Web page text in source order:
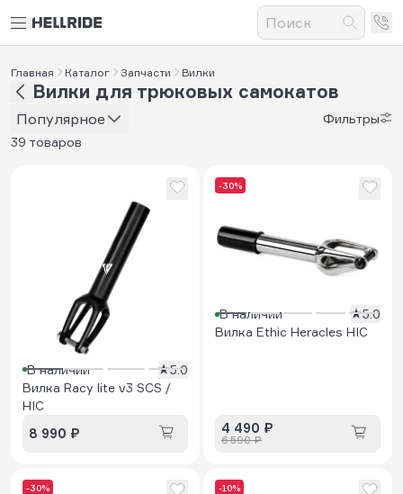
Главная Каталог Запчасти Вилки
Вилки для трюковых самокатов
Популярное
Фильтры
39 товаров
В наличии
5.0
Вилка Racy lite v3 SCS /
HIC
8 990 ₽
-30%
В наличии
5.0
Вилка Ethic Heracles HIC
4 490 ₽
6 590 ₽
-30% -10%